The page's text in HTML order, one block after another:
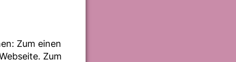
dem reicht
eine gute
Zum einen
Zum